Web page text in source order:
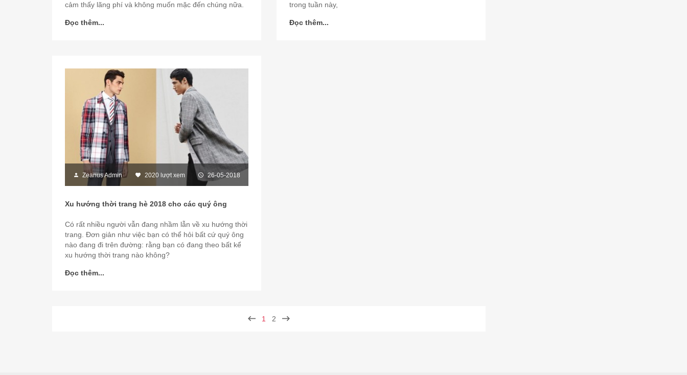
cảm thấy lãng phí và không muốn mặc đến chúng nữa.
Đọc thêm...
trong tuần này,
Đọc thêm...
Zeanus Admin 2020 lượt xem 26-05-2018
Xu hướng thời trang hè 2018 cho các quý ông
Có rất nhiều người vẫn đang nhầm lẫn về xu hướng thời
trang. Đơn giản như việc bạn có thể hỏi bất cứ quý ông
nào đang đi trên đường: rằng bạn có đang theo bất kể
xu hướng thời trang nào không?
Đọc thêm...
1 2